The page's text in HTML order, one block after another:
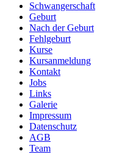
Schwangerschaft
Geburt
Nach der Geburt
Fehlgeburt
Kurse
Kursanmeldung
Kontakt
Jobs
Links
Galerie
Impressum
Datenschutz
AGB
Team